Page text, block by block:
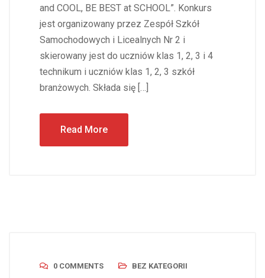
and COOL, BE BEST at SCHOOL”. Konkurs
jest organizowany przez Zespół Szkół
Samochodowych i Licealnych Nr 2 i
skierowany jest do uczniów klas 1, 2, 3 i 4
technikum i uczniów klas 1, 2, 3 szkół
branżowych. Składa się […]
Read More
0 COMMENTS BEZ KATEGORII